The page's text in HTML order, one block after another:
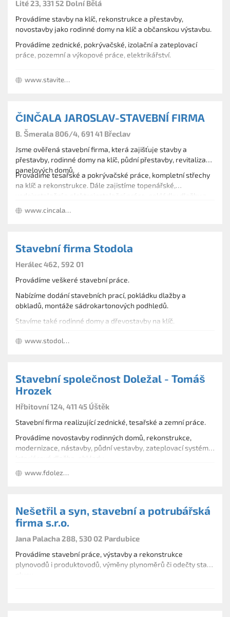
Lité 23, 331 52 Dolní Bělá
Provádíme stavby na klíč, rekonstrukce a přestavby,
novostavby jako rodinné domy na klíč a občanskou výstavbu.
Provádíme zednické, pokrývačské, izolační a zateplovací
práce, pozemní a výkopové práce, elektrikářství.
www.stavitelstvi-konecny.cz
ČINČALA JAROSLAV-STAVEBNÍ FIRMA
B. Šmerala 806/4, 691 41 Břeclav
Jsme ověřená stavební firma, která zajišťuje stavby a
přestavby, rodinné domy na klíč, půdní přestavby, revitalizace
panelových domů.
Provádíme tesařské a pokrývačské práce, kompletní střechy
na klíč a rekonstrukce. Dále zajistíme topenářské,
obkladů.
parkovací míst.
Provozujeme štěrkovnu.
www.cincala.cz
Stavební firma Stodola
Herálec 462, 592 01
Provádíme veškeré stavební práce.
Nabízíme dodání stavebních prací, pokládku dlažby a
obkladů, montáže sádrokartonových podhledů.
Stavíme také rodinné domy a dřevostavby na klíč.
Řešíme dotace v rámci programu Zelená úsporám.
www.stodolavysocina.cz
Stavební společnost Doležal - Tomáš
Hrozek
Hřbitovní 124, 411 45 Úštěk
Stavební firma realizující zednické, tesařské a zemní práce.
Provádíme novostavby rodinných domů, rekonstrukce,
modernizace, nástavby, půdní vestavby, zateplovací systémy,
www.fdolezal.cz
Nešetřil a syn, stavební a potrubářská
firma s.r.o.
Jana Palacha 288, 530 02 Pardubice
Provádíme stavební práce, výstavby a rekonstrukce
plynovodů i produktovodů, výměny plynoměrů či odečty stavu